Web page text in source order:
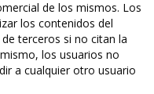
de los mismos. Los
los contenidos del
terceros si no citan la
los usuarios no
a cualquier otro usuario